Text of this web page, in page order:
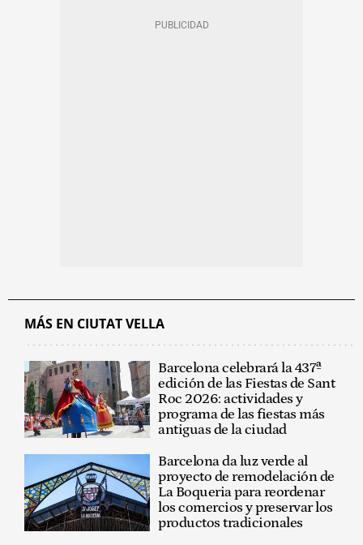
MÁS EN CIUTAT VELLA
Barcelona celebrará la 437ª
edición de las Fiestas de Sant
Roc 2026: actividades y
programa de las fiestas más
antiguas de la ciudad
Barcelona da luz verde al
proyecto de remodelación de
La Boqueria para reordenar
los comercios y preservar los
productos tradicionales